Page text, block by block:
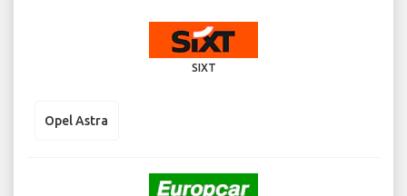
SIXT
Opel Astra